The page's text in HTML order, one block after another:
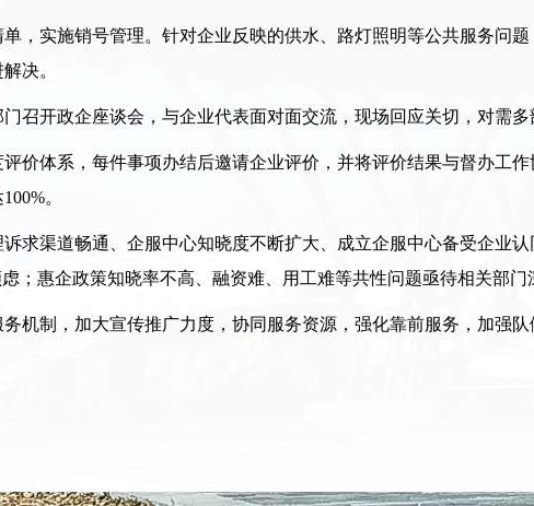
实施销号管理。针对企业反映的供水、路灯照明等公共服务问
决。
开政企座谈会，与企业代表面对面交流，现场回应关切，对需多
体系，每件事项办结后邀请企业评价，并将评价结果与督办工作
。
渠道畅通、企服中心知晓度不断扩大、成立企服中心备受企业
；惠企政策知晓率不高、融资难、用工难等共性问题亟待相关部门
制，加大宣传推广力度，协同服务资源，强化靠前服务，加强